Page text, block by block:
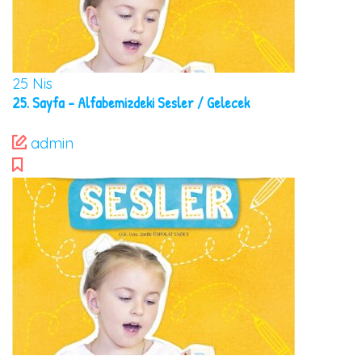
25 Nis
25. Sayfa – Alfabemizdeki Sesler / Gelecek
admin